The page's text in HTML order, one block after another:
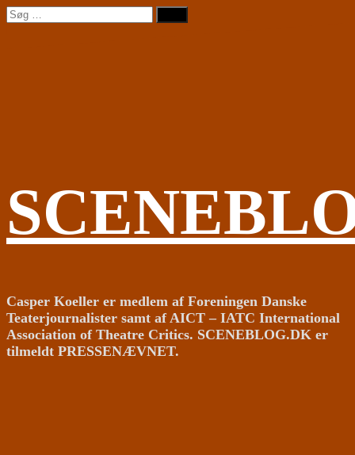
Videre
til
Søg
efter:
Casper Koeller er medlem af Foreningen Danske
Teaterjournalister samt af AICT – IATC International
Association of Theatre Critics. SCENEBLOG.DK er
tilmeldt PRESSENÆVNET.